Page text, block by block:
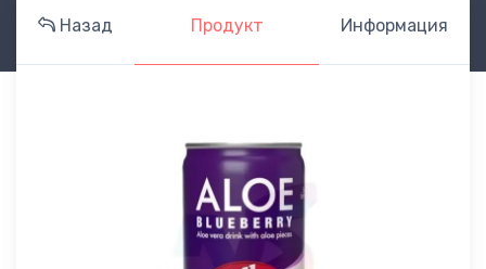
Назад Продукт Информация